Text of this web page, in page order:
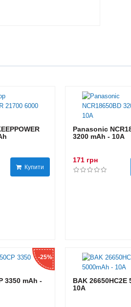
Купити
Panasonic
3200 mAh - 10А
171 грн
-25%
3350 mAh -
BAK 26650HC2E
10А